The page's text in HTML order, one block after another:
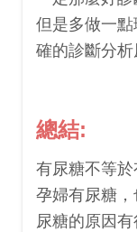
但是多做一
確的診斷分析
總結:
有尿糖不等於
孕婦有尿糖，
尿糖的原因有